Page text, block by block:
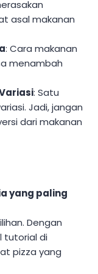
asal makanan
: Cara makanan
menambah
: Satu
Jadi, jangan
dari makanan
yang paling
Dengan
tutorial di
pizza yang